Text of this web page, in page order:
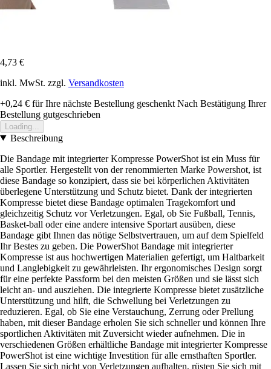
4,73 €
inkl. MwSt. zzgl. Versandkosten
+0,24 € für Ihre nächste Bestellung geschenkt Nach Bestätigung Ihrer
Bestellung gutgeschrieben
Loading...
Beschreibung
Die Bandage mit integrierter Kompresse PowerShot ist ein Muss für
alle Sportler. Hergestellt von der renommierten Marke Powershot, ist
diese Bandage so konzipiert, dass sie bei körperlichen Aktivitäten
überlegene Unterstützung und Schutz bietet. Dank der integrierten
Kompresse bietet diese Bandage optimalen Tragekomfort und
gleichzeitig Schutz vor Verletzungen. Egal, ob Sie Fußball, Tennis,
Basket-ball oder eine andere intensive Sportart ausüben, diese
Bandage gibt Ihnen das nötige Selbstvertrauen, um auf dem Spielfeld
Ihr Bestes zu geben. Die PowerShot Bandage mit integrierter
Kompresse ist aus hochwertigen Materialien gefertigt, um Haltbarkeit
und Langlebigkeit zu gewährleisten. Ihr ergonomisches Design sorgt
für eine perfekte Passform bei den meisten Größen und sie lässt sich
leicht an- und ausziehen. Die integrierte Kompresse bietet zusätzliche
Unterstützung und hilft, die Schwellung bei Verletzungen zu
reduzieren. Egal, ob Sie eine Verstauchung, Zerrung oder Prellung
haben, mit dieser Bandage erholen Sie sich schneller und können Ihre
sportlichen Aktivitäten mit Zuversicht wieder aufnehmen. Die in
verschiedenen Größen erhältliche Bandage mit integrierter Kompresse
PowerShot ist eine wichtige Investition für alle ernsthaften Sportler.
Lassen Sie sich nicht von Verletzungen aufhalten, rüsten Sie sich mit